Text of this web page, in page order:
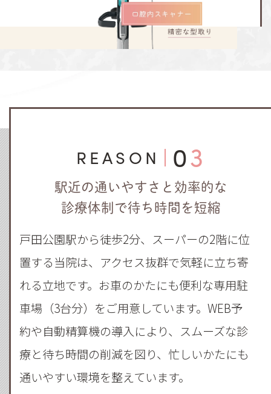
REASON 03
駅近の通いやすさと効率的な
診療体制で待ち時間を短縮
戸田公園駅から徒歩2分、スーパーの2階に位
置する当院は、アクセス抜群で気軽に立ち寄
れる立地です。お車のかたにも便利な専用駐
車場（3台分）をご用意しています。WEB予
約や自動精算機の導入により、スムーズな診
療と待ち時間の削減を図り、忙しいかたにも
通いやすい環境を整えています。